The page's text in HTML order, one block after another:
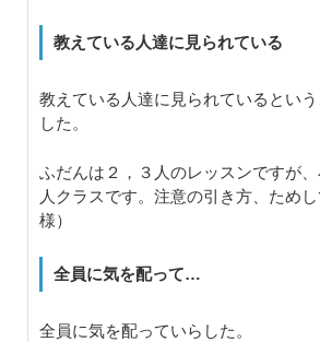
教えている人達に見られている
教えている人達に見られているとい
した。
ふだんは２，３人のレッスンですが
人クラスです。注意の引き方、ため
様）
全員に気を配って…
全員に気を配っていらした。